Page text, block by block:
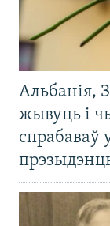
Альбанія,
жывуць і
спрабаваў